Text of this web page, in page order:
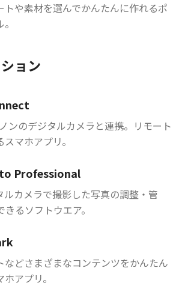
トや素材を選んでかんたんに作れるポ
ョン
ンのデジタルカメラと連携。リモート
マホアプリ。
Professional
ルカメラで撮影した写真の調整・管
るソフトウエア。
などさまざまなコンテンツをかんたん
アプリ。